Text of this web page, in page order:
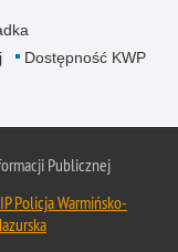
Dostępność KWP
Publicznej
Policja Warmińsko-